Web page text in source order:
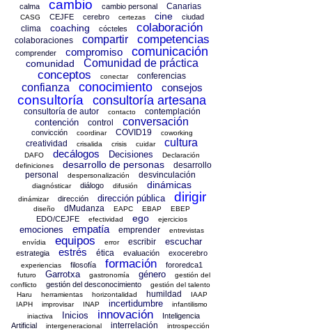
calma cambio cambio personal Canarias
CASG CEJFE cerebro certezas cine ciudad
clima coaching cócteles colaboración
colaboraciones compartir competencias
comprender compromiso comunicación
comunidad Comunidad de práctica
conceptos conectar conferencias
confianza conocimiento consejos
consultoría consultoría artesana
consultoría de autor contacto contemplación
contención control conversación
convicción coordinar COVID19 coworking
creatividad crisalida crisis cuidar cultura
DAFO decálogos Decisiones
Declaración
definiciones
desarrollo de personas
desarrollo
personal
despersonalización desvinculación
diagnósticar diálogo difusión dinámicas
dinámizar dirección dirección pública dirigir
diseño dMudanza EAPC EBAP EBEP
EDO/CEJFE efectividad ego ejercicios
emociones empatía emprender
entrevistas
envídia
equipos error escribir escuchar
estrategia estrés ética evaluación exocerebro
experiencias filosofía formación fororedca1
futuro Garrotxa gastronomía género
gestión del
conflicto
gestión del desconocimiento
gestión del talento
Haru
herramientas horizontalidad humildad
IAAP
IAPH
improvisar INAP incertidumbre
infantilismo
iniactiva
Inicios innovación
Inteligencia
Artificial
intergeneracional interrelación introspección